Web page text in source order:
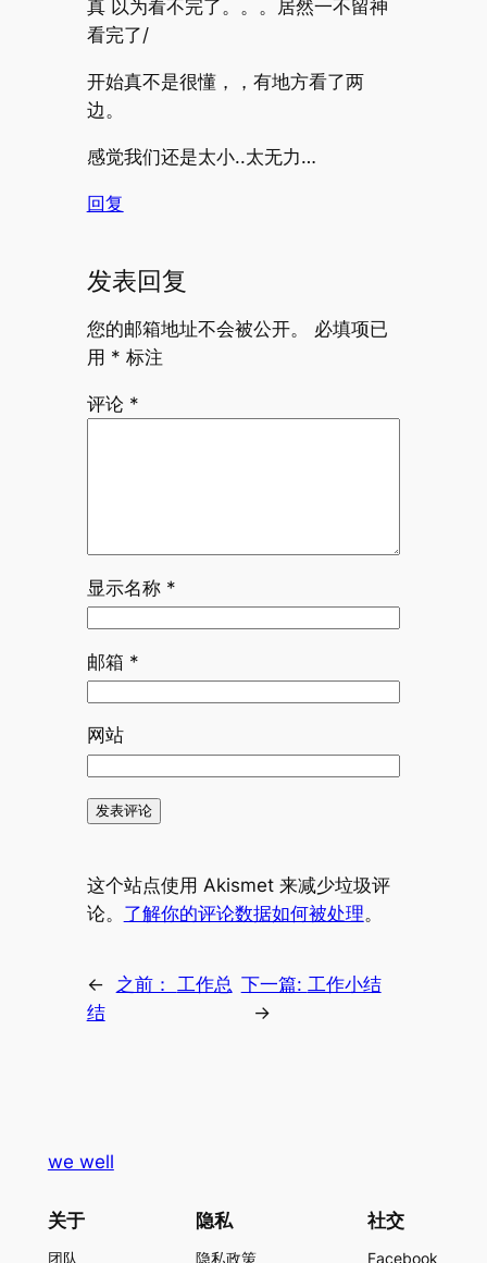
真 以为看不完了。。。居然一不留神
看完了/
开始真不是很懂，，有地方看了两
边。
感觉我们还是太小..太无力…
回复
发表回复
您的邮箱地址不会被公开。
必填项已
用 * 标注
评论 *
显示名称 *
邮箱 *
网站
这个站点使用 Akismet 来减少垃圾评
论。 了解你的评论数据如何被处理。
← 之前： 工作总
结
下一篇: 工作小结
→
we well
关于
团队
隐私
隐私政策
社交
Facebook